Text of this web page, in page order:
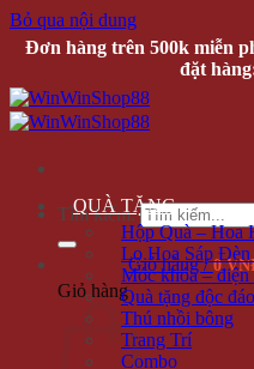
Bỏ qua nội dung
Đơn hàng trên 500k miễn
đặt
Tìm kiếm:
Giỏ hàng /0
Giỏ hàng
QUÀ TẶNG
Hộp Quà – Hoa
Lọ Hoa Sáp Đèn
Móc khóa – điện
Quà tặng độc đáo
Thú nhồi bông
Trang Trí
Combo